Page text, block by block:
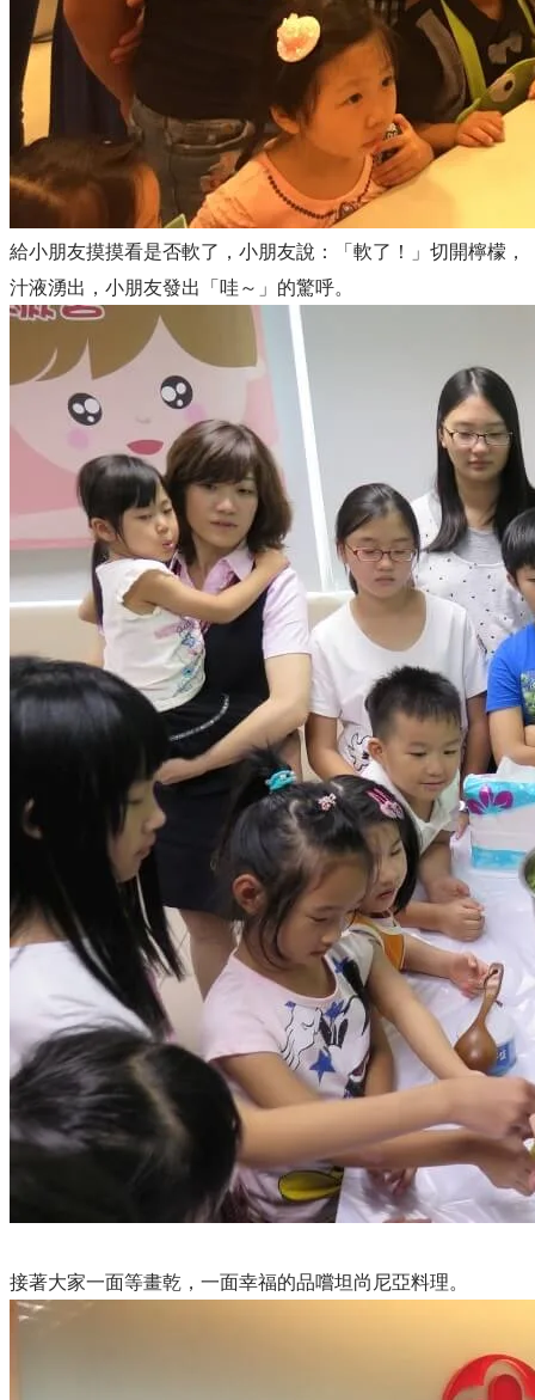
給小朋友摸摸看是否軟了，小朋友說：「軟了！」 切開檸檬，
汁液湧出，小朋友發出「哇～」的驚呼。
接著大家一面等畫乾，一面幸福的品嚐坦尚尼亞料理。